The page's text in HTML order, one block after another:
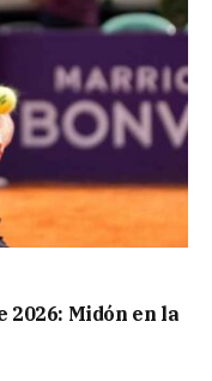
2026: Midón en la